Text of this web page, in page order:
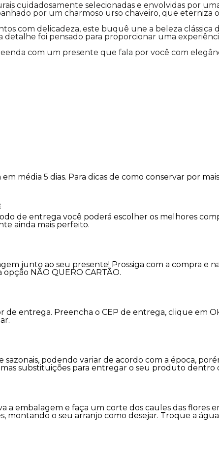
cuidadosamente selecionadas e envolvidas por
por um charmoso urso chaveiro, que eterniza
com delicadeza, este buquê une a beleza
detalhe foi pensado para proporcionar uma
com um presente que fala por você com
média 5 dias. Para dicas de como conservar por
de entrega você poderá escolher os melhores
ainda mais perfeito.
junto ao seu presente! Prossiga com a compra e
NÃO QUERO CARTÃO.
de entrega. Preencha o CEP de entrega, clique em
sazonais, podendo variar de acordo com a época,
substituições para entregar o seu produto dentro
a embalagem e faça um corte dos caules das flores
montando o seu arranjo como desejar. Troque a